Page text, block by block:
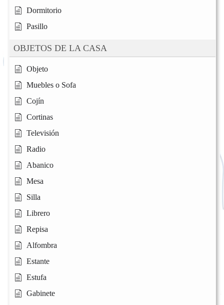
Dormitorio
Pasillo
OBJETOS DE LA CASA
Objeto
Muebles o Sofa
Cojín
Cortinas
Televisión
Radio
Abanico
Mesa
Silla
Librero
Repisa
Alfombra
Estante
Estufa
Gabinete